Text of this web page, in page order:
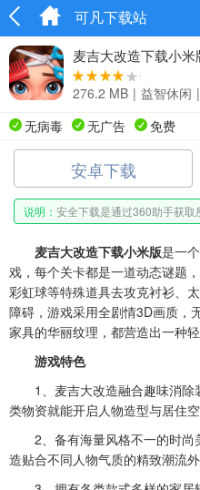
可凡下载站
麦吉大改造下载小米
276.2 MB | 益智休闲 |
无病毒
无广告 免费
安卓下载
说明： 安全下载是通过360助手获取
麦吉大改造下载小米版是一
戏，每个关卡都是一道动态谜题
彩虹球等特殊道具去攻克衬衫、
障碍，游戏采用全剧情3D画质，
家具的华丽纹理，都营造出一种
游戏特色
1、麦吉大改造融合趣味消除
类物资就能开启人物造型与居住空
2、备有海量风格不一的时尚
造贴合不同人物气质的精致潮流外